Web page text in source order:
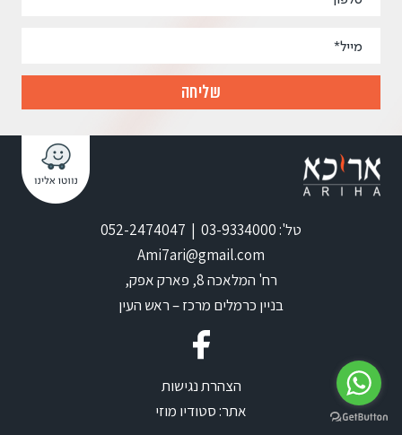
טל': 03-9334000 | 052-2474047
Ami7ari@gmail.com
רח' המלאכה 8, פארק אפק,
בניין כרמלים מרכז – ראש העין
הצהרת נגישות
אתר:סטודיו מוזי